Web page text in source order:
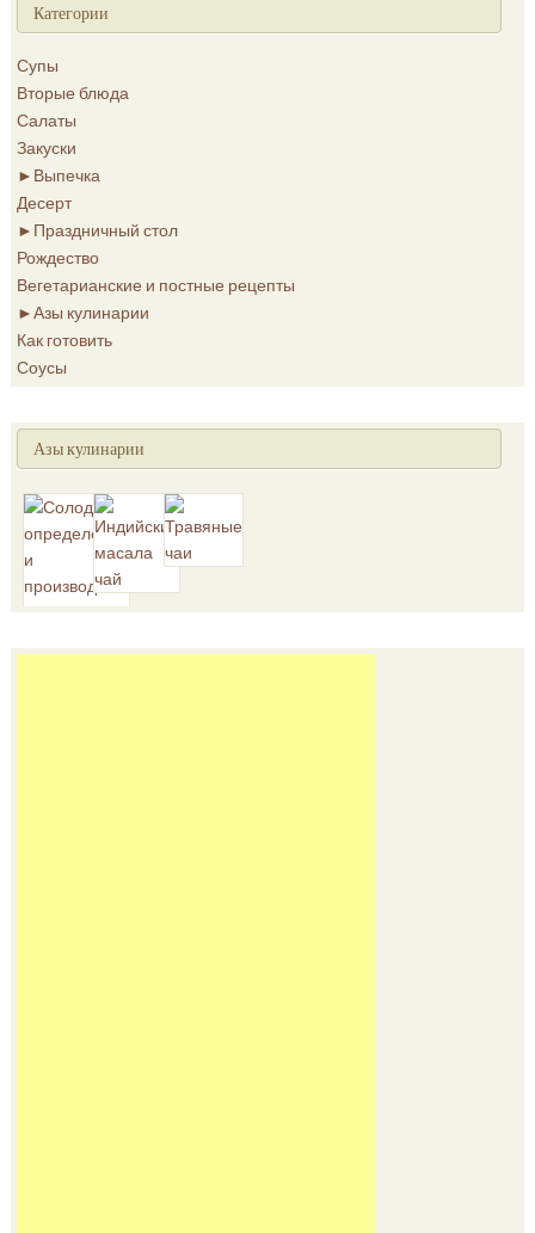
Категории
Супы
Вторые блюда
Салаты
Закуски
► Выпечка
Десерт
► Праздничный стол
Рождество
Вегетарианские и постные рецепты
►Азы кулинарии
Как готовить
Соусы
Азы кулинарии